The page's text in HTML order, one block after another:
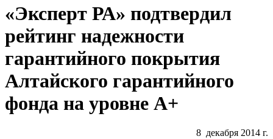
«Эксперт РА» подтвердил
рейтинг надежности
гарантийного покрытия
Алтайского гарантийного
фонда на уровне А+
8 декабря 2014 г.